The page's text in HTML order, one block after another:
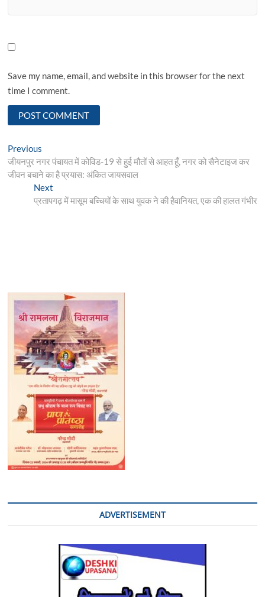
Save my name, email, and website in this browser for the next
time I comment.
Post
navigation
Previous
post:
जीयनपुर नगर पंचायत में कोविड-19 से हुई मौतों से आहत हूँ, नगर को सैनेटाइज कर
जीवन बचाने का है प्रयास: अंकित जायसवाल
NextNext
post:
प्रतापगढ़ में मासूम बच्चियों के साथ युवक ने की हैवानियत, एक की हालत गंभीर
ADVERTISEMENT